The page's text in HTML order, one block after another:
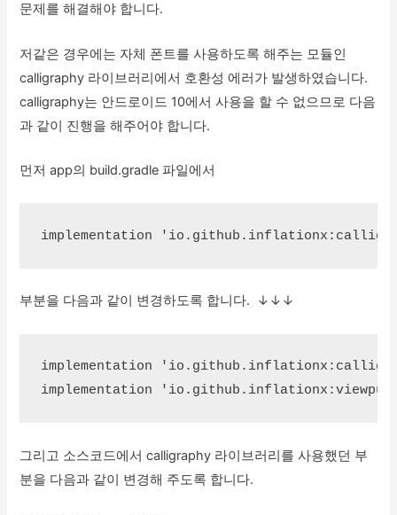
문제를 해결해야 합니다.
저같은 경우에는 자체 폰트를 사용하도록 해주는 모듈인
calligraphy 라이브러리에서 호환성 에러가 발생하였습니다.
calligraphy는 안드로이드 10에서 사용을 할 수 없으므로 다음
과 같이 진행을 해주어야 합니다.
먼저 app의 build.gradle 파일에서
implementation
부분을 다음과 같이 변경하도록 합니다. ↓↓↓
implementation
implementation
그리고 소스코드에서 calligraphy 라이브러리를 사용했던 부
분을 다음과 같이 변경해 주도록 합니다.